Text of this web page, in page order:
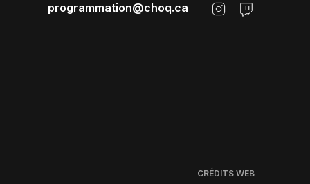
programmation@choq.ca
CRÉDITS WEB